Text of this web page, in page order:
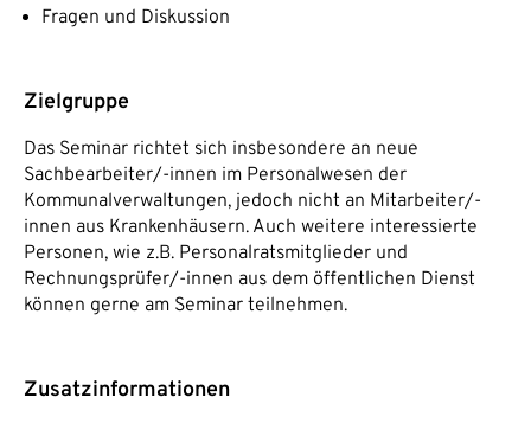
Fragen und Diskussion
Zielgruppe
Das Seminar richtet sich insbesondere an neue
Sachbearbeiter/-innen im Personalwesen der
Kommunalverwaltungen, jedoch nicht an Mitarbeiter/-
innen aus Krankenhäusern. Auch weitere interessierte
Personen, wie z.B. Personalratsmitglieder und
Rechnungsprüfer/-innen aus dem öffentlichen Dienst
können gerne am Seminar teilnehmen.
Zusatzinformationen